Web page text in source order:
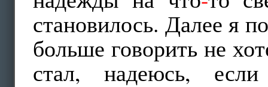
становилось. Далее я
больше говорить не
стал, надеюсь,